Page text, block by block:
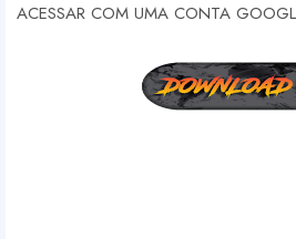
ACESSAR COM UMA CONTA